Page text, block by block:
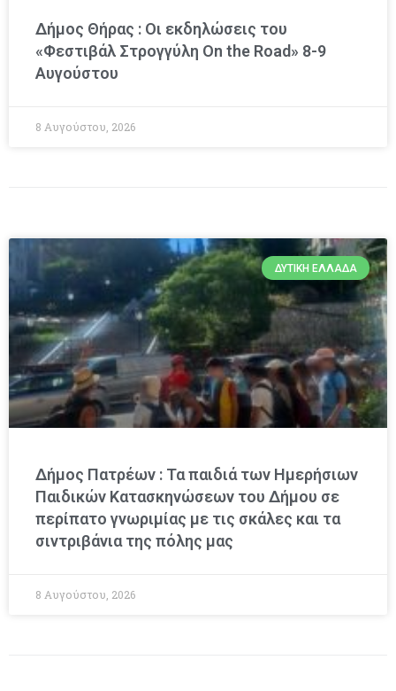
Δήμος Θήρας : Οι εκδηλώσεις του
«Φεστιβάλ Στρογγύλη On the Road» 8-9
Αυγούστου
8 Αυγούστου, 2026
ΔΥΤΙΚΉ ΕΛΛΆΔΑ
Δήμος Πατρέων : Τα παιδιά των Ημερήσιων
Παιδικών Κατασκηνώσεων του Δήμου σε
περίπατο γνωριμίας με τις σκάλες και τα
σιντριβάνια της πόλης μας
8 Αυγούστου, 2026